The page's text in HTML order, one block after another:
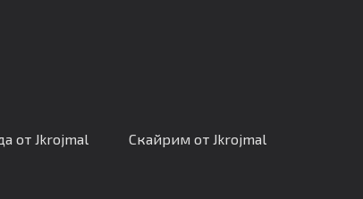
от Jkrojmal Скайрим от Jkrojmal